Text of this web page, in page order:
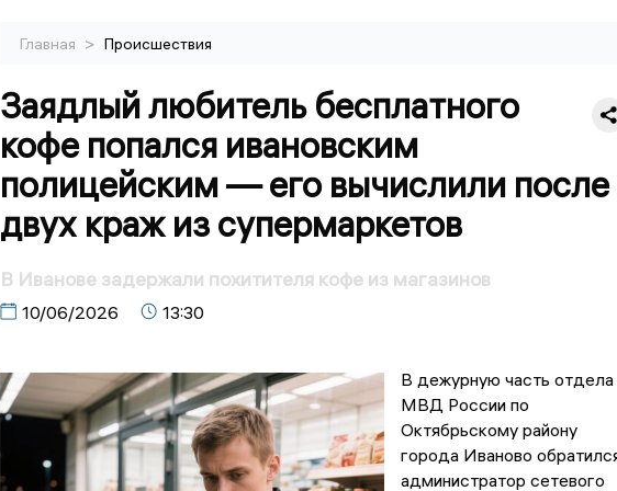
Главная > Происшествия
Заядлый любитель бесплатного
кофе попался ивановским
полицейским — его вычислили после
двух краж из супермаркетов
В Иванове задержали похитителя кофе из магазинов
10/06/2026 13:30
В дежурную часть отдела
МВД России по
Октябрьскому району
города Иваново
администратор сетевого